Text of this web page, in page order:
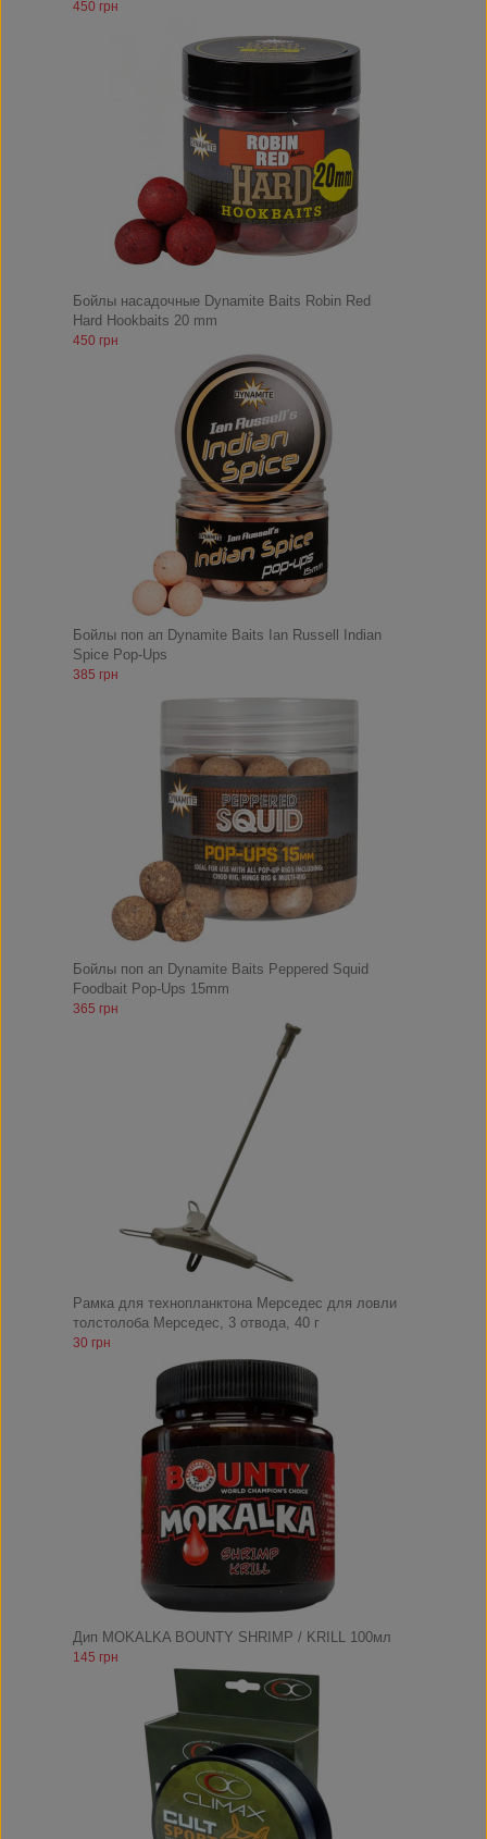
450 грн
Бойлы насадочные Dynamite Baits Robin Red
Hard Hookbaits 20 mm
450 грн
Бойлы поп ап Dynamite Baits Ian Russell Indian
Spice Pop-Ups
385 грн
Бойлы поп ап Dynamite Baits Peppered Squid
Foodbait Pop-Ups 15mm
365 грн
Рамка для технопланктона Мерседес для ловли
толстолоба Мерседес, 3 отвода, 40 г
30 грн
Дип MOKALKA BOUNTY SHRIMP / KRILL 100мл
145 грн